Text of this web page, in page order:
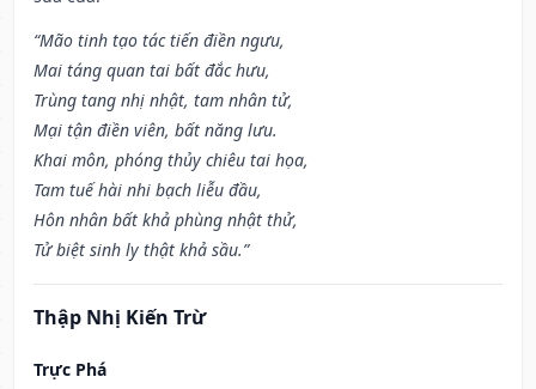
“Mão tinh tạo tác tiến điền ngưu,
Mai táng quan tai bất đắc hưu,
Trùng tang nhị nhật, tam nhân tử,
Mại tận điền viên, bất năng lưu.
Khai môn, phóng thủy chiêu tai họa,
Tam tuế hài nhi bạch liễu đầu,
Hôn nhân bất khả phùng nhật thử,
Tử biệt sinh ly thật khả sầu.”
Thập Nhị Kiến Trừ
Trực Phá